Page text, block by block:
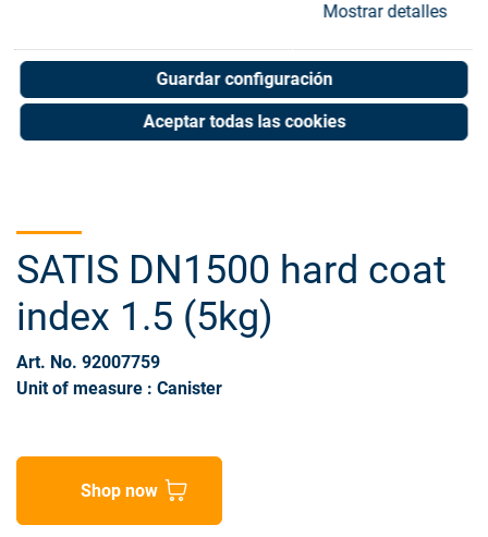
Mostrar detalles
Guardar configuración
Aceptar todas las cookies
SATIS DN1500 hard coat
index 1.5 (5kg)
Art. No. 92007759
Unit of measure : Canister
Shop now